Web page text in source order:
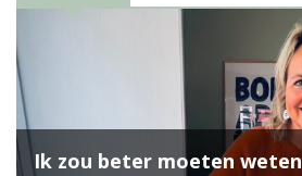
Ik zou beter moeten weten